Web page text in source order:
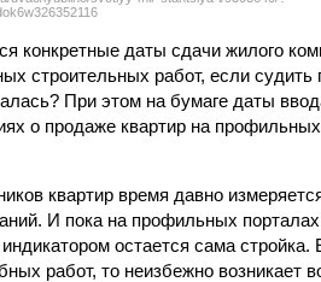
конкретные даты сдачи жилого
строительных работ, если судить
При этом на бумаге даты
о продаже квартир на профильных
квартир время давно
И пока на профильных порталах
остается сама стройка.
работ, то неизбежно возникает